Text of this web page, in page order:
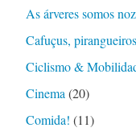
As árveres somos
Cafuçus,
Ciclismo &
Cinema (20)
Comida! (11)